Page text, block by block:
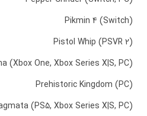
Pikmin 4 (Switch)
Pistol Whip (PSVR 2)
(Xbox One, Xbox Series X|S, PC)
Prehistoric Kingdom (PC)
(PS5, Xbox Series X|S, PC)